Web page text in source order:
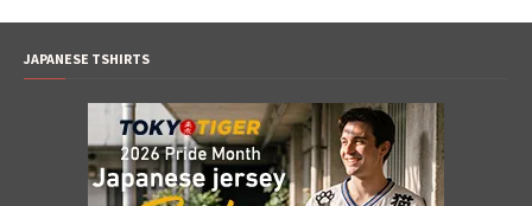
JAPANESE TSHIRTS